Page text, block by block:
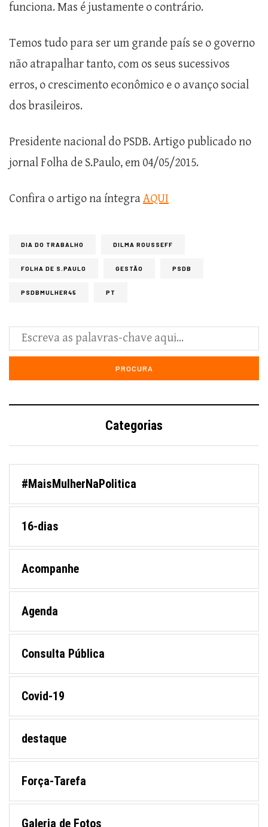
funciona. Mas é justamente o contrário.
Temos tudo para ser um grande país se o governo
não atrapalhar tanto, com os seus sucessivos
erros, o crescimento econômico e o avanço social
dos brasileiros.
Presidente nacional do PSDB. Artigo publicado no
jornal Folha de S.Paulo, em 04/05/2015.
Confira o artigo na íntegraAQUI
DIA DO TRABALHO DILMA ROUSSEFF
FOLHA DE S.PAULO GESTÃO PSDB
PSDBMULHER45 PT
Categorias
#MaisMulherNaPolitica
16-dias
Acompanhe
Agenda
Consulta Pública
Covid-19
destaque
Força-Tarefa
Galeria de Fotos